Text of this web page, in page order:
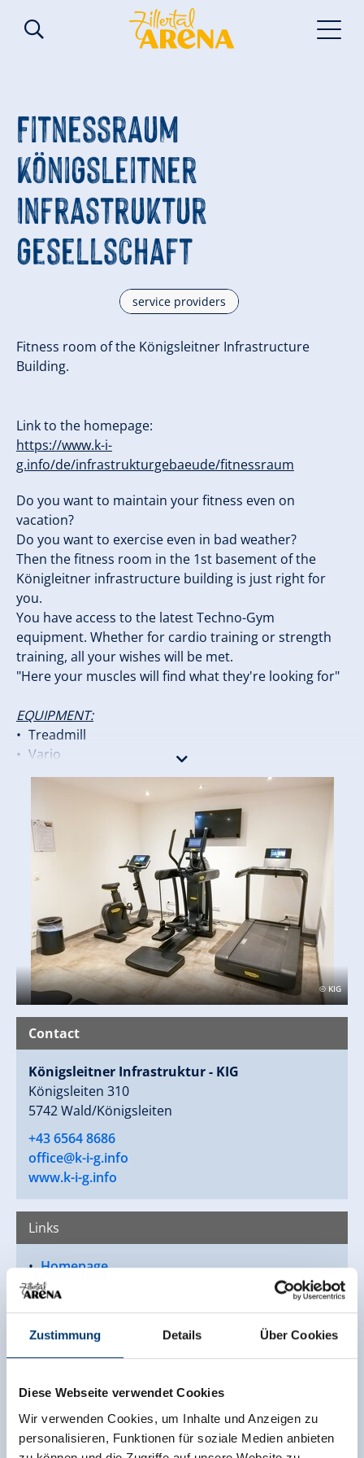
Zustimmung Details Über Cookies
Diese Webseite verwendet Cookies
Wir verwenden Cookies, um Inhalte und Anzeigen zu
personalisieren, Funktionen für soziale Medien anbieten
Fitnessraum
Königsleitner
Infrastruktur
Gesellschaft
service providers
Fitness room of the Königsleitner Infrastructure
Building.
Link to the homepage:
https://www.k-i-
g.info/de/infrastrukturgebaeude/fitnessraum
Do you want to maintain your fitness even on
vacation?
Do you want to exercise even in bad weather?
Then the fitness room in the 1st basement of the
Königleitner infrastructure building is just right for
you.
You have access to the latest Techno-Gym
equipment. Whether for cardio training or strength
training, all your wishes will be met.
"Here your muscles will find what they're looking for"
EQUIPMENT:
Treadmill
Vario
Exercise bike
Free weights up to 22kg
Wall of mirrors
Mat
OPENING HOURS:
Mon - Sun from 6 AM to 10 PM
Link to the homepage:
https://www.k-i-
g.info/de/infrastrukturgebaeude/fitnessraum
© KIG
Contact
Königsleitner Infrastruktur - KIG
Königsleiten 310
5742 Wald/Königsleiten
+43 6564 8686
office@k-i-g.info
www.k-i-g.info
Links
Homepage